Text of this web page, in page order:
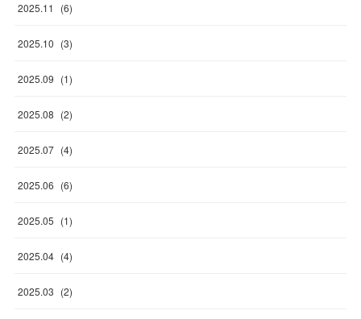
2025.11 (6)
2025.10 (3)
2025.09 (1)
2025.08 (2)
2025.07 (4)
2025.06 (6)
2025.05 (1)
2025.04 (4)
2025.03 (2)